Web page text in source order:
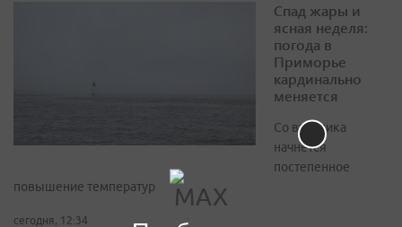
Спад жары и
ясная неделя:
погода в
Приморье
кардинально
меняется
Со вторника
начнётся
постепенное
повышение температур
сегодня, 12:34